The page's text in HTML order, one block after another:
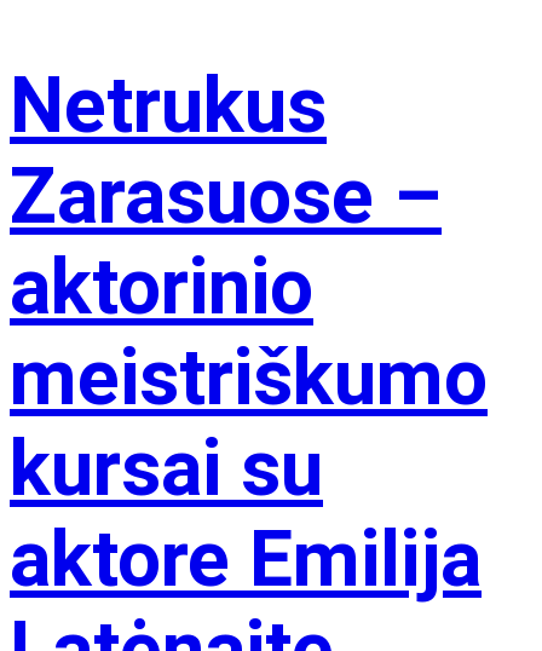
Netrukus
Zarasuose –
aktorinio
meistriškumo
kursai su
aktore Emilija